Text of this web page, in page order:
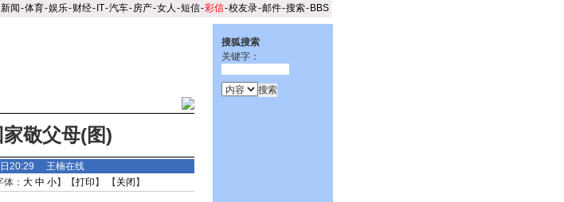
新闻-体育-娱乐-财经- IT-汽车-房产-女人 -短信-彩信-校友录-邮件-搜索- BBS
敬父母(图)
20:29 王楠在线
体： 大 中 小】【打印 】 【 关闭 】
搜狐搜索
关键字：